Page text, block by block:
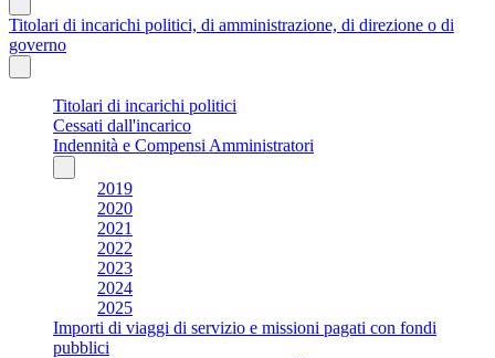
Titolari di incarichi politici, di amministrazione, di direzione o di
governo
Titolari di incarichi politici
Cessati dall'incarico
Indennità e Compensi Amministratori
2019
2020
2021
2022
2023
2024
2025
Importi di viaggi di servizio e missioni pagati con fondi
pubblici